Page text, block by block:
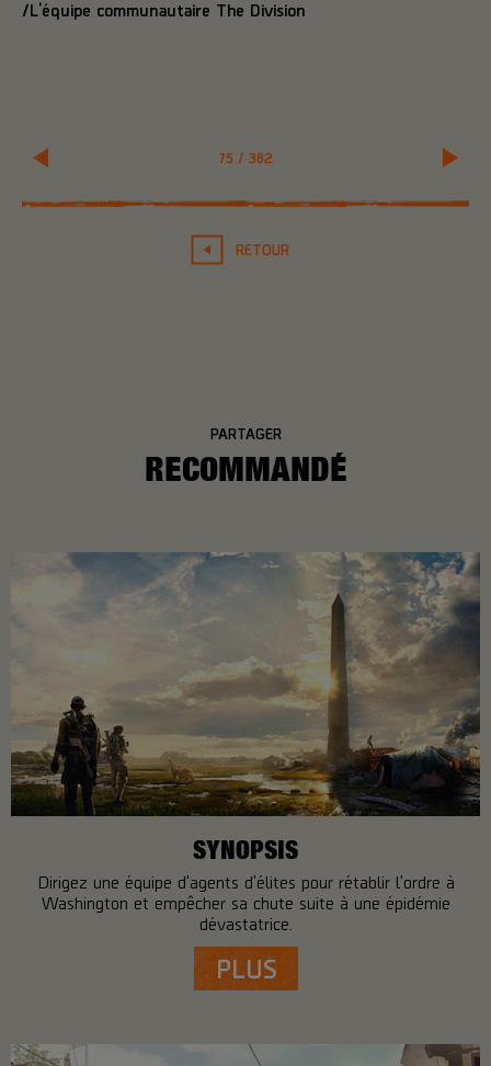
75 / 382
RETOUR
/L’équipe communautaire The Division
PARTAGER
RECOMMANDÉ
SYNOPSIS
Dirigez une équipe d'agents d'élites pour rétablir l'ordre à
Washington et empêcher sa chute suite à une épidémie
dévastatrice.
PLUS